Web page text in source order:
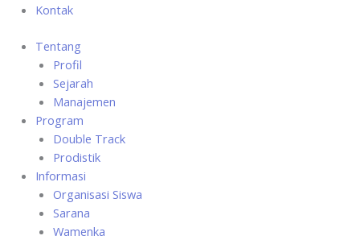
Kontak
Tentang
Profil
Sejarah
Manajemen
Program
Double Track
Prodistik
Informasi
Organisasi Siswa
Sarana
Wamenka